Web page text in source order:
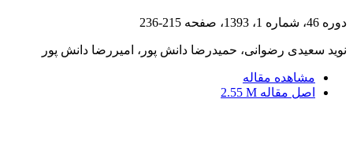
دوره 46، شماره 1، 1393، صفحه 215-236
نوید سعیدی رضوانی، حمیدرضا دانش پور، امیررضا دانش پور
مشاهده مقاله
اصل مقاله 2.55 M